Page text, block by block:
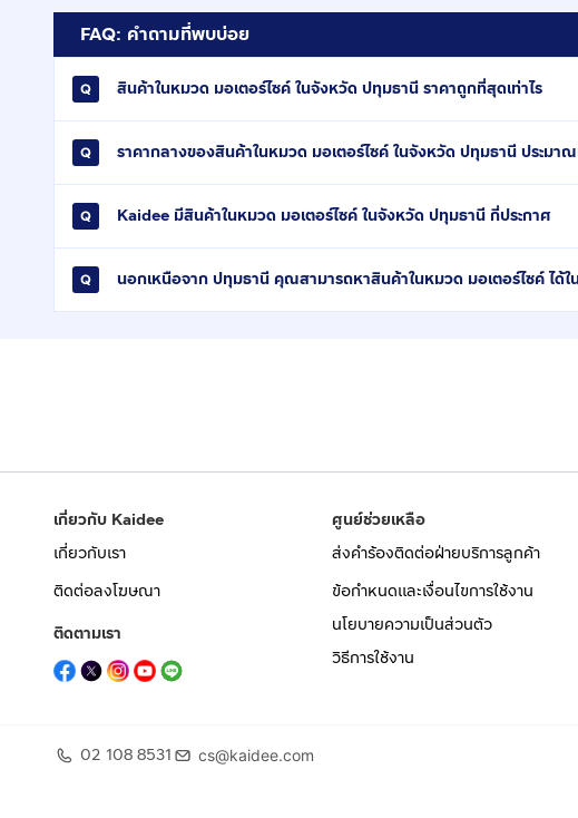
FAQ: คำถามที่พบบ่อย
สินค้าในหมวด มอเตอร์ไซค์ ในจังหวัด ปทุมธานี ราคาถูกที่สุดเท่าไร
ราคากลางของสินค้าในหมวด มอเตอร์ไซค์ ในจังหวัด ปทุมธานี ประมาณ
Kaidee มีสินค้าในหมวด มอเตอร์ไซค์ ในจังหวัด ปทุมธานี กี่ประกาศ
นอกเหนือจาก ปทุมธานี คุณสามารถหาสินค้าในหมวด มอเตอร์ไซค์ ได้ใ
เกี่ยวกับ Kaidee
เกี่ยวกับเรา
ติดต่อลงโฆษณา
ติดตามเรา
ศูนย์ช่วยเหลือ
ส่งคำร้องติดต่อฝ่ายบริการลูกค้า
ข้อกำหนดและเงื่อนไขการใช้งาน
นโยบายความเป็นส่วนตัว
วิธีการใช้งาน
02 108 8531 cs@kaidee.com